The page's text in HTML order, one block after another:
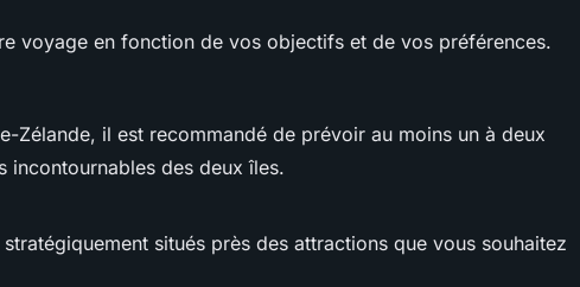
voyage en fonction de vos objectifs et de vos préférences.
Zélande, il est recommandé de prévoir au moins un à deux
incontournables des deux îles.
situés près des attractions que vous souhaitez